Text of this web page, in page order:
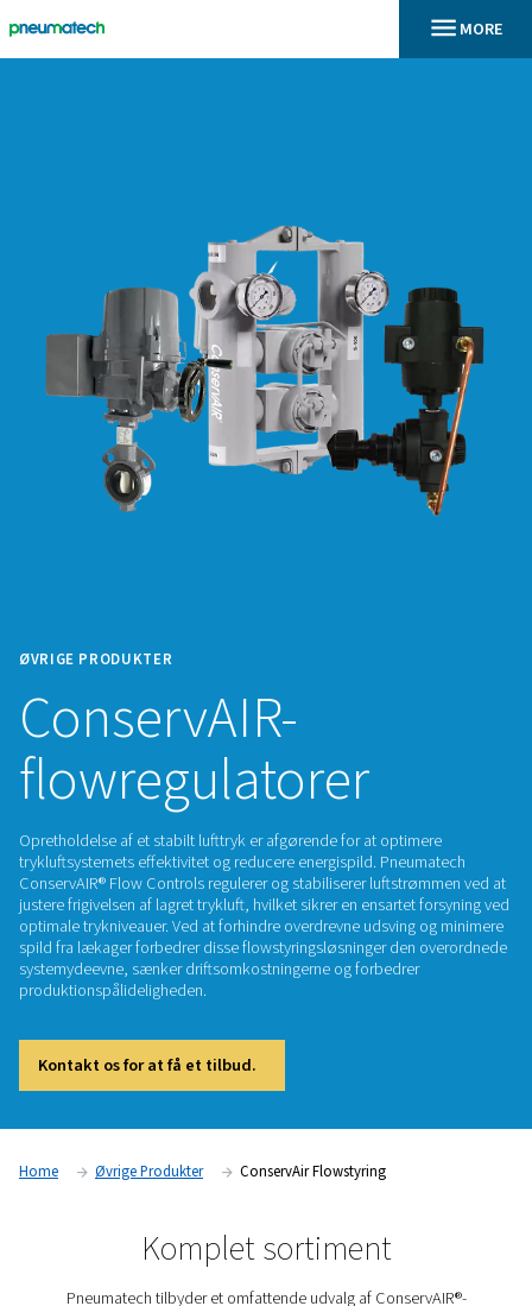
ConservAIR-
flowregulatorer
Opretholdelse af et stabilt lufttryk er afgørende for at
trykluftsystemets effektivitet og reducere energispild.
justere frigivelsen af lagret trykluft, hvilket sikrer en ensartet
optimale trykniveauer. Ved at forhindre overdrevne udsving
spild fra lækager forbedrer disse flowstyringsløsninger den
produktionspålideligheden.